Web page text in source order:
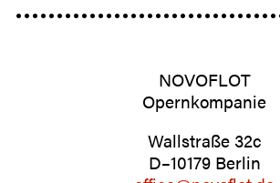
NOVOFLOT
Opernkompanie
Wallstraße 32c
D–10179 Berlin